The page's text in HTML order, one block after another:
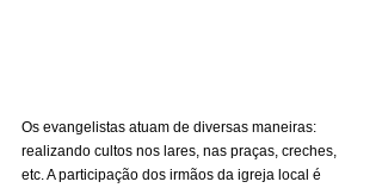
Os evangelistas atuam de diversas maneiras:
realizando cultos nos lares, nas praças, creches,
etc. A participação dos irmãos da igreja local é